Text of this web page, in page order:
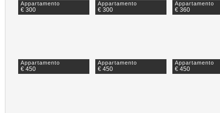
Appartamento
€ 300
Appartamento
€ 300
Appartamento
€ 360
Appartamento
€ 450
Appartamento
€ 450
Appartamento
€ 450